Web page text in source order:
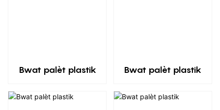
Bwat palèt plastik Bwat palèt plastik